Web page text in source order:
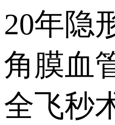
20年隐
角膜血
全飞秒